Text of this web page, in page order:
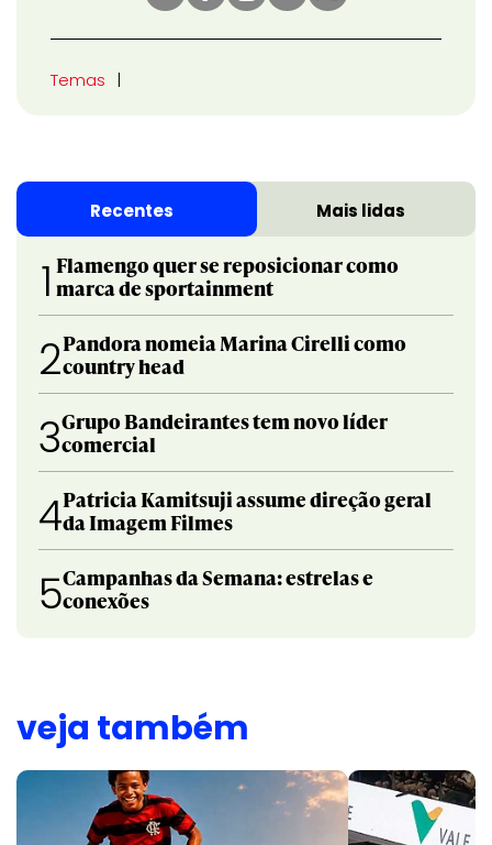
Temas
Recentes Mais lidas
1 Flamengo quer se reposicionar como
marca de sportainment
2Pandora nomeia Marina Cirelli como
country head
3Grupo Bandeirantes tem novo líder
comercial
4Patricia Kamitsuji assume direção geral
da Imagem Filmes
5Campanhas da Semana: estrelas e
conexões
veja também